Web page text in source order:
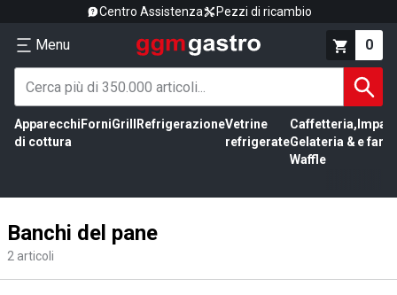
Centro Assistenza Pezzi di ricambio
Menu 0
Apparecchi
di cottura
ForniGrill RefrigerazioneVetrine
refrigerate
Caffetteria,
Gelateria &
Waffle
e
Banchi del pane
2 articoli